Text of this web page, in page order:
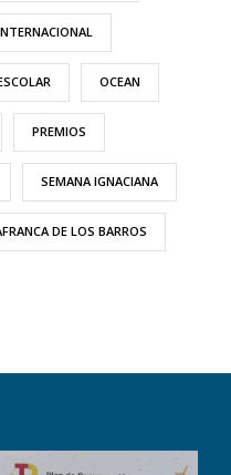
OCEAN
PREMIOS
SEMANA IGNACIANA
DE LOS BARROS